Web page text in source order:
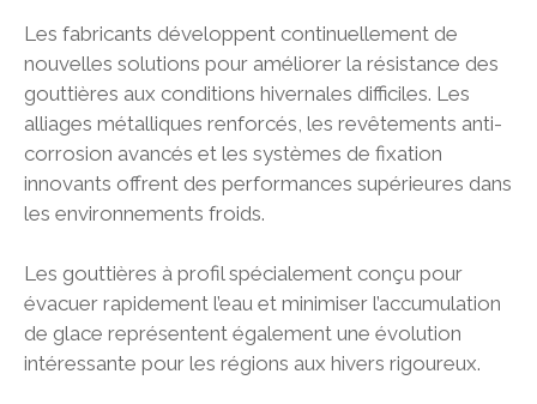
Les fabricants développent continuellement de
nouvelles solutions pour améliorer la résistance des
gouttières aux conditions hivernales difficiles. Les
alliages métalliques renforcés, les revêtements anti-
corrosion avancés et les systèmes de fixation
innovants offrent des performances supérieures dans
les environnements froids.
Les gouttières à profil spécialement conçu pour
évacuer rapidement l’eau et minimiser l’accumulation
de glace représentent également une évolution
intéressante pour les régions aux hivers rigoureux.